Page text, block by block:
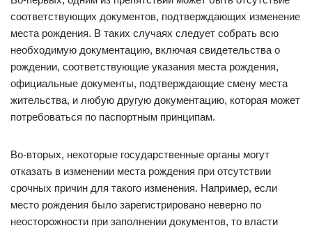
соответствующих документов, подтверждающих изменение
места рождения. В таких случаях следует собрать всю
необходимую документацию, включая свидетельства о
рождении, соответствующие указания места рождения,
официальные документы, подтверждающие смену места
жительства, и любую другую документацию, которая может
потребоваться по паспортным принципам.
Во-вторых, некоторые государственные органы могут
отказать в изменении места рождения при отсутствии
срочных причин для такого изменения. Например, если
место рождения было зарегистрировано неверно по
неосторожности при заполнении документов, то власти